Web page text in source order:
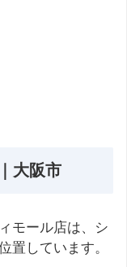
大阪市
モール店は、シ
置しています。